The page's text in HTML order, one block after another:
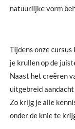
natuurlijke vorm
Tijdens onze
je krullen op de
Naast het creëren
uitgebreid
Zo krijg je alle
onder de knie te